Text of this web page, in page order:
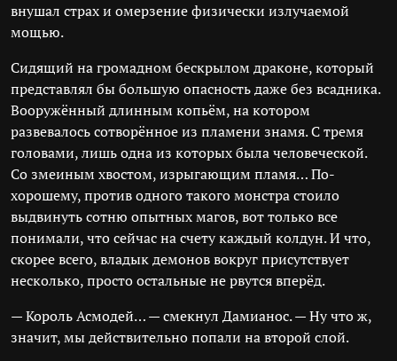
внушал страх и омерзение физически излучаемой
мощью.
Сидящий на громадном бескрылом драконе, который
представлял бы большую опасность даже без всадника.
Вооружённый длинным копьём, на котором
развевалось сотворённое из пламени знамя. С тремя
головами, лишь одна из которых была человеческой.
Со змеиным хвостом, изрыгающим пламя… По-
хорошему, против одного такого монстра стоило
выдвинуть сотню опытных магов, вот только все
понимали, что сейчас на счету каждый колдун. И что,
скорее всего, владык демонов вокруг присутствует
несколько, просто остальные не рвутся вперёд.
— Король Асмодей… — смекнул Дамианос. — Ну что ж,
значит, мы действительно попали на второй слой.